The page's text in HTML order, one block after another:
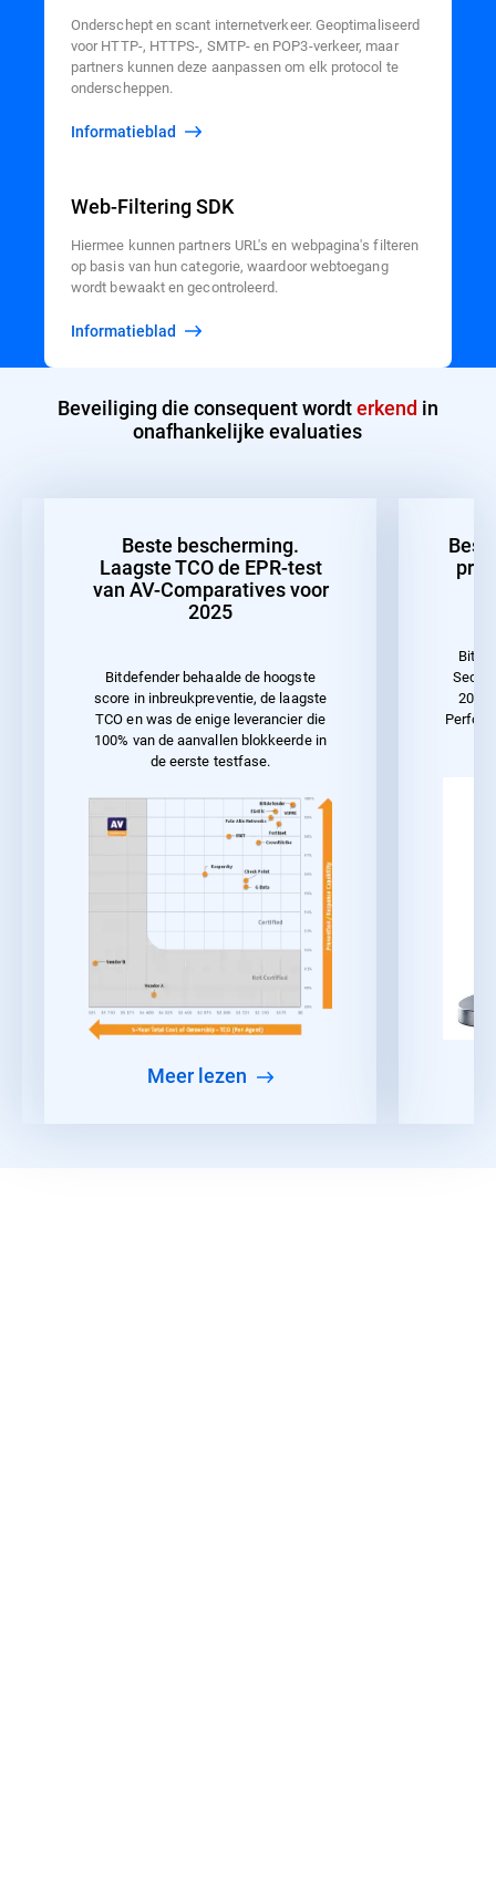
Onderschept en scant internetverkeer. Geoptimaliseerd
voor HTTP-, HTTPS-, SMTP- en POP3-verkeer, maar
partners kunnen deze aanpassen om elk protocol te
onderscheppen.
Informatieblad
Web-Filtering SDK
Hiermee kunnen partners URL's en webpagina's filteren
op basis van hun categorie, waardoor webtoegang
wordt bewaakt en gecontroleerd.
Informatieblad
Beveiliging die consequent wordterkend in
onafhankelijke evaluaties
Beste bescherming.
Laagste TCO de EPR-test
van AV-Comparatives voor
2025
Bitdefender behaalde de hoogste
score in inbreukpreventie, de laagste
TCO en was de enige leverancier die
100% van de aanvallen blokkeerde in
de eerste testfase.
meer lezen
2023